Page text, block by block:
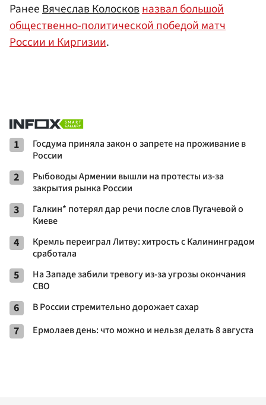
РанееВячеслав Колосковназвал большой
общественно-политической победой матч
России и Киргизии.
1
Госдума приняла закон о запрете на проживание в
России
2
Рыбоводы Армении вышли на протесты из-за
закрытия рынка России
3
Галкин* потерял дар речи после слов Пугачевой о
Киеве
4
Кремль переиграл Литву: хитрость с Калининградом
сработала
5
На Западе забили тревогу из-за угрозы окончания
СВО
6 В России стремительно дорожает сахар
7 Ермолаев день: что можно и нельзя делать 8 августа